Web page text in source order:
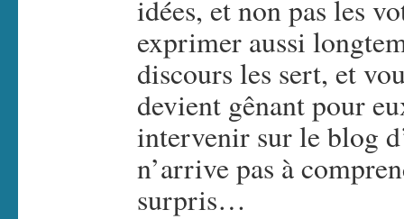
idées, et non pas les
exprimer aussi
discours les sert, et
devient gênant pour
intervenir sur le blog
n’arrive pas à
surpris…